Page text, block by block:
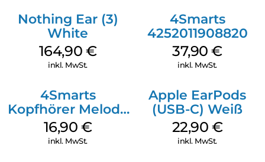
Nothing Ear (3)
White
164,90 €
inkl. MwSt.
4Smarts
4252011908820
37,90€
inkl. MwSt.
4Smarts
Kopfhörer Melody
Digital USB-C
Weiß
16,90 €
inkl. MwSt.
Apple EarPods
(USB-C) Weiß
22,90 €
inkl. MwSt.